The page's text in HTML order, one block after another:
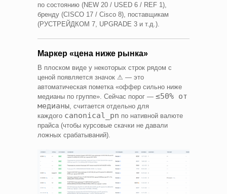
по состоянию (NEW 20 / USED 6 / REF 1),
бренду (CISCO 17 / Cisco 8), поставщикам
(РУСТРЕЙДКОМ 7, UPGRADE 3 и т.д.).
Маркер «цена ниже рынка»
В плоском виде у некоторых строк рядом с
ценой появляется значок ⚠ — это
автоматическая пометка «оффер сильно ниже
медианы по группе». Сейчас порог — ≤50% от
медианы, считается отдельно для
каждого canonical_pn по нативной валюте
прайса (чтобы курсовые скачки не давали
ложных срабатываний).